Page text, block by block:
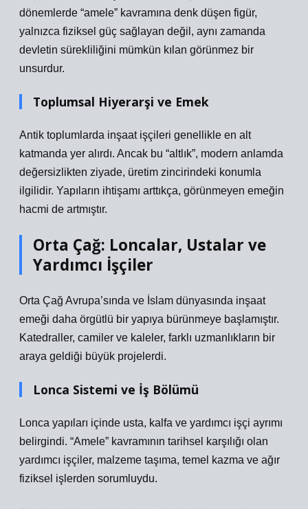
dönemlerde “amele” kavramına denk düşen figür,
yalnızca fiziksel güç sağlayan değil, aynı zamanda
devletin sürekliliğini mümkün kılan görünmez bir
unsurdur.
Toplumsal Hiyerarşi ve Emek
Antik toplumlarda inşaat işçileri genellikle en alt
katmanda yer alırdı. Ancak bu “altlık”, modern anlamda
değersizlikten ziyade, üretim zincirindeki konumla
ilgilidir. Yapıların ihtişamı arttıkça, görünmeyen emeğin
hacmi de artmıştır.
Orta Çağ: Loncalar, Ustalar ve
Yardımcı İşçiler
Orta Çağ Avrupa’sında ve İslam dünyasında inşaat
emeği daha örgütlü bir yapıya bürünmeye başlamıştır.
Katedraller, camiler ve kaleler, farklı uzmanlıkların bir
araya geldiği büyük projelerdi.
Lonca Sistemi ve İş Bölümü
Lonca yapıları içinde usta, kalfa ve yardımcı işçi ayrımı
belirgindi. “Amele” kavramının tarihsel karşılığı olan
yardımcı işçiler, malzeme taşıma, temel kazma ve ağır
fiziksel işlerden sorumluydu.